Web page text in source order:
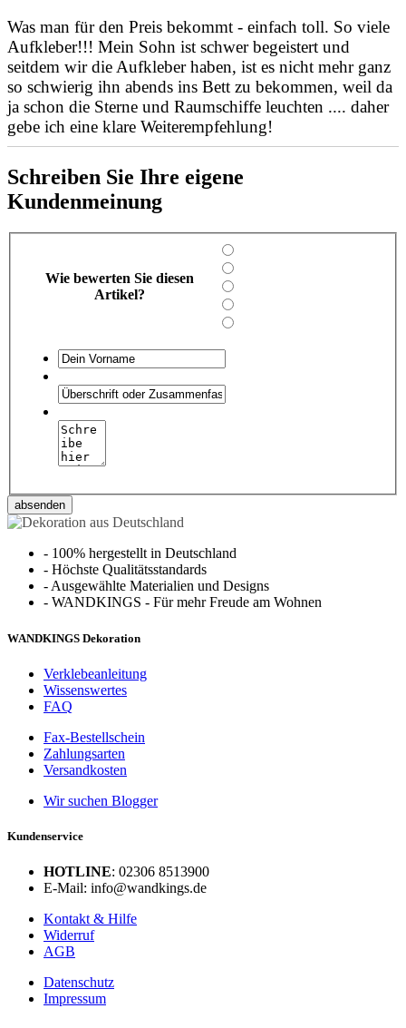
Was man für den Preis bekommt - einfach toll. So viele
Aufkleber!!! Mein Sohn ist schwer begeistert und
seitdem wir die Aufkleber haben, ist es nicht mehr ganz
so schwierig ihn abends ins Bett zu bekommen, weil da
ja schon die Sterne und Raumschiffe leuchten .... daher
gebe ich eine klare Weiterempfehlung!
Schreiben Sie Ihre eigene
Kundenmeinung
Wie bewerten Sie diesen
Artikel?
absenden
- 100% hergestellt in Deutschland
- Höchste Qualitätsstandards
-Ausgewählte Materialien und Designs
- WANDKINGS - Für mehr Freude am Wohnen
WANDKINGS Dekoration
Verklebeanleitung
Wissenswertes
FAQ
Fax-Bestellschein
Zahlungsarten
Versandkosten
Wir suchen Blogger
Kundenservice
HOTLINE: 02306 8513900
E-Mail: info@wandkings.de
Kontakt & Hilfe
Widerruf
AGB
Datenschutz
Impressum